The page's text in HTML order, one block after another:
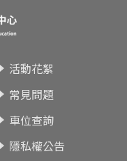
活動花絮
常見問題
車位查詢
隱私權公告